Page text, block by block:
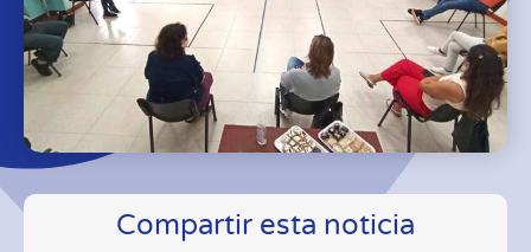
Compartir esta noticia